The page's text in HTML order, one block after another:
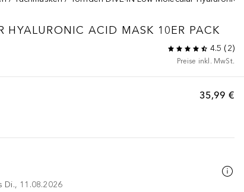
HYALURONIC ACID MASK 10ER PACK
4.5 (2)
Preise inkl. MwSt.
35,99 €
Di., 11.08.2026